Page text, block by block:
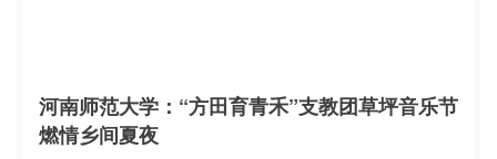
河南师范大学：“方田育青禾”支教团草坪音乐节
燃情乡间夏夜